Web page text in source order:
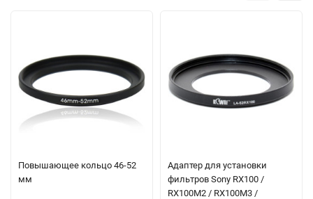
Повышающее кольцо 46-52
мм
Адаптер для установки
фильтров Sony RX100 /
RX100M2 / RX100M3 /